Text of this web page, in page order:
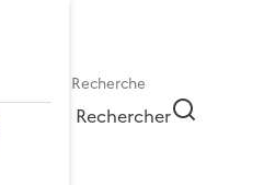
Rechercher